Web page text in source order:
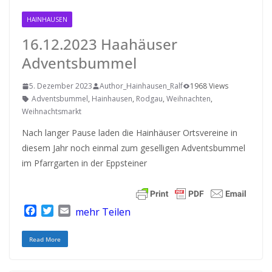
HAINHAUSEN
16.12.2023 Haahäuser
Adventsbummel
5. Dezember 2023 Author_Hainhausen_Ralf
1968 Views
Adventsbummel, Hainhausen, Rodgau, Weihnachten,
Weihnachtsmarkt
Nach langer Pause laden die Hainhäuser Ortsvereine in
diesem Jahr noch einmal zum geselligen Adventsbummel
im Pfarrgarten in der Eppsteiner
c
e
i
t
mehr Teilen
Read More